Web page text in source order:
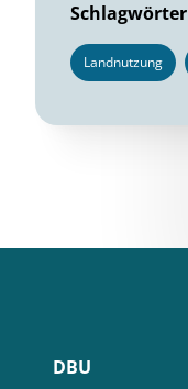
Schlagwörter
Landnutzung
DBU